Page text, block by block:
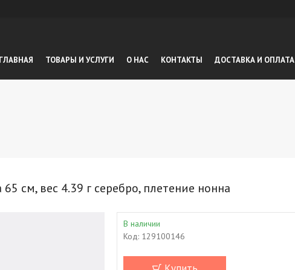
ГЛАВНАЯ ТОВАРЫ И УСЛУГИ О НАС КОНТАКТЫ ДОСТАВКА И ОПЛАТА
вес 4.39 г серебро, плетение нонна
В наличии
Код: 129100146